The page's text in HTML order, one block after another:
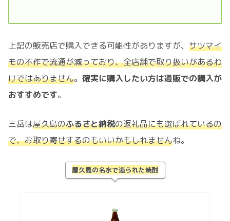
上記の販売店で購入できる可能性がありますが、 サツマイ
モの不作で流通が減っており、全店舗で取り扱いがあるわ
けではありません。 確実に購入したい方は通販での購入が
おすすめです。
三岳は屋久島のふるさと納税の返礼品にも選ばれているの
で、お取り寄せするのもいいかもしれませんね。
屋久島の名水で造られた焼酎